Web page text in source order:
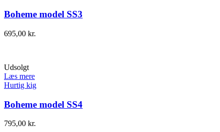
Boheme model SS3
695,00 kr.
Udsolgt
Læs mere
Hurtig kig
Boheme model SS4
795,00 kr.